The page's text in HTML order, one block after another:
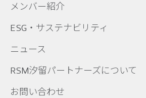
メンバー紹介
ESG・サステナビリティ
ニュース
RSM汐留パートナーズについて
お問い合わせ